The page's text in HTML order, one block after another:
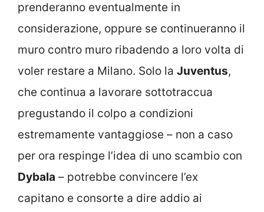
prenderanno eventualmente in
considerazione, oppure se continueranno il
muro contro muro ribadendo a loro volta di
voler restare a Milano. Solo la Juventus,
che continua a lavorare sottotraccua
pregustando il colpo a condizioni
estremamente vantaggiose – non a caso
per ora respinge l’idea di uno scambio con
Dybala – potrebbe convincere l’ex
capitano e consorte a dire addio ai